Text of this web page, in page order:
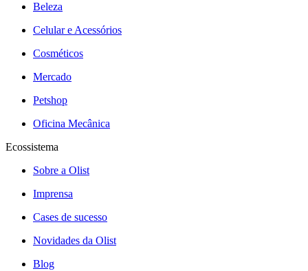
Beleza
Celular e Acessórios
Cosméticos
Mercado
Petshop
Oficina Mecânica
Ecossistema
Sobre a Olist
Imprensa
Cases de sucesso
Novidades da Olist
Blog